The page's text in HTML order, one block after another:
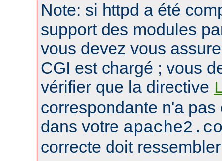
Note: si httpd a été
support des modules
vous devez vous
CGI est chargé ; vous
vérifier que la directive
correspondante n'a pas
dans votre
correcte doit